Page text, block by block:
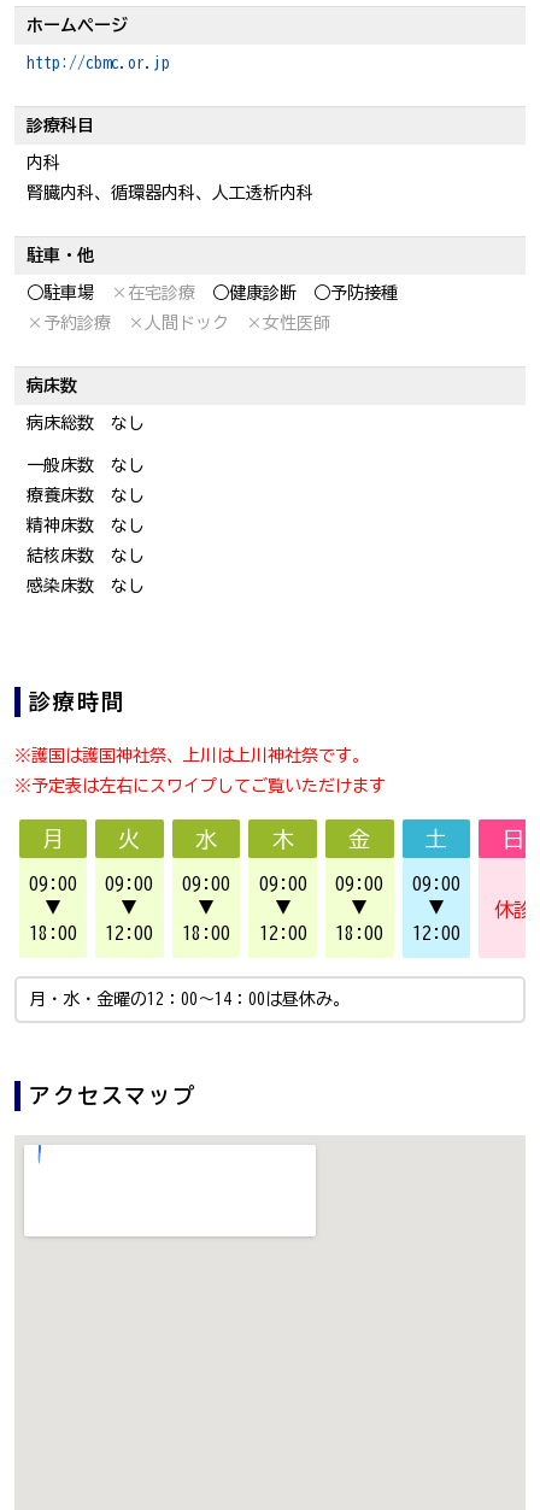
ホームページ
http://cbmc.or.jp
診療科目
内科
腎臓内科、循環器内科、人工透析内科
駐車・他
○駐車場 ×在宅診療 ○健康診断
○予防接種
×予約診療
×人間ドック ×女性医師
病床数
病床総数 なし
一般床数 なし
療養床数 なし
精神床数 なし
結核床数 なし
感染床数 なし
診療時間
※護国は護国神社祭、上川は上川神社祭です。
※予定表は左右にスワイプしてご覧いただけます
月
09:00
▼
18:00
火
09:00
▼
12:00
水
09:00
▼
18:00
木
09:00
▼
12:00
金
09:00
▼
18:00
土
09:00
▼
12:00
日
休診
月・水・金曜の12：00～14：00は昼休み。
アクセスマップ